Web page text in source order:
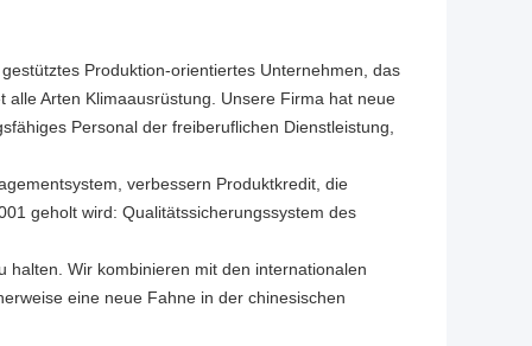
Produktion-orientiertes Unternehmen, das
Arten Klimaausrüstung. Unsere Firma hat neue
Personal der freiberuflichen Dienstleistung,
verbessern Produktkredit, die
geholt wird: Qualitätssicherungssystem des
Wir kombinieren mit den internationalen
eine neue Fahne in der chinesischen